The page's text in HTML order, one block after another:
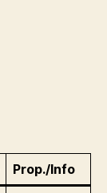
Prop./Info